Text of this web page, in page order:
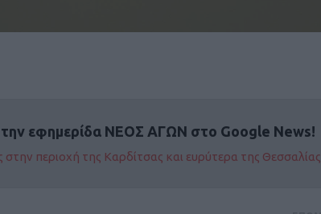
εφημερίδα ΝΕΟΣ ΑΓΩΝ στο Google News!
στην περιοχή της Καρδίτσας και ευρύτερα της Θεσσαλίας